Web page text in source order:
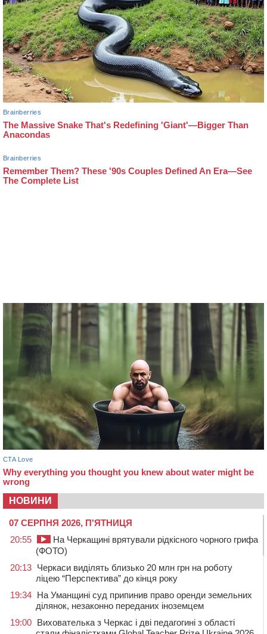
НОВИНИ
07 СЕРПНЯ 2026, П'ЯТНИЦЯ
20:55
На Черкащині врятували рідкісного чорного грифа
(ФОТО)
20:13 Черкаси виділять близько 20 млн грн на роботу
ліцею “Перспектива” до кінця року
19:34 На Уманщині суд припинив право оренди земельних
ділянок, незаконно переданих іноземцем
19:00 Вихователька з Черкас і дві педагогині з області